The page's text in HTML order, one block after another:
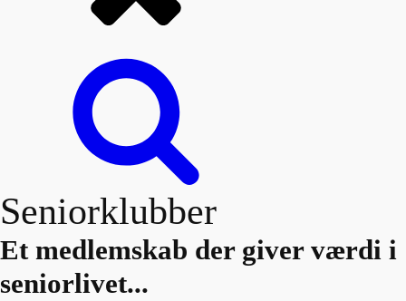
Seniorklubber
Et medlemskab der giver værdi i
seniorlivet...